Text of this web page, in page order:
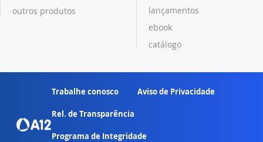
outros produtos
lançamentos
ebook
catálogo
Trabalhe conosco Aviso de Privacidade
Rel. de Transparência
Programa de Integridade